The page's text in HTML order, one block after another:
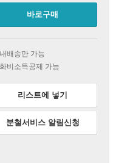
바로구매
배송만 가능
비소득공제 가능
리스트에 넣기
분철서비스 알림신청